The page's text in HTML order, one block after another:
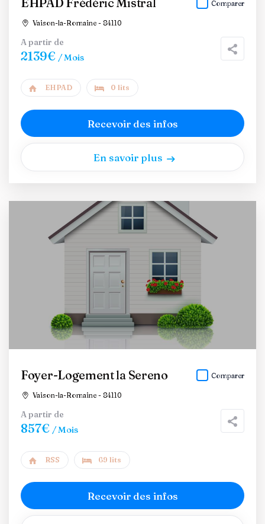
Vaison-la-Romaine - 84110
Comparer
A partir de
2139€ / Mois
EHPAD 0 lits
Recevoir des infos
En savoir plus
Foyer-Logement la Sereno
Vaison-la-Romaine - 84110
Comparer
A partir de
857€ / Mois
RSS 69 lits
Recevoir des infos